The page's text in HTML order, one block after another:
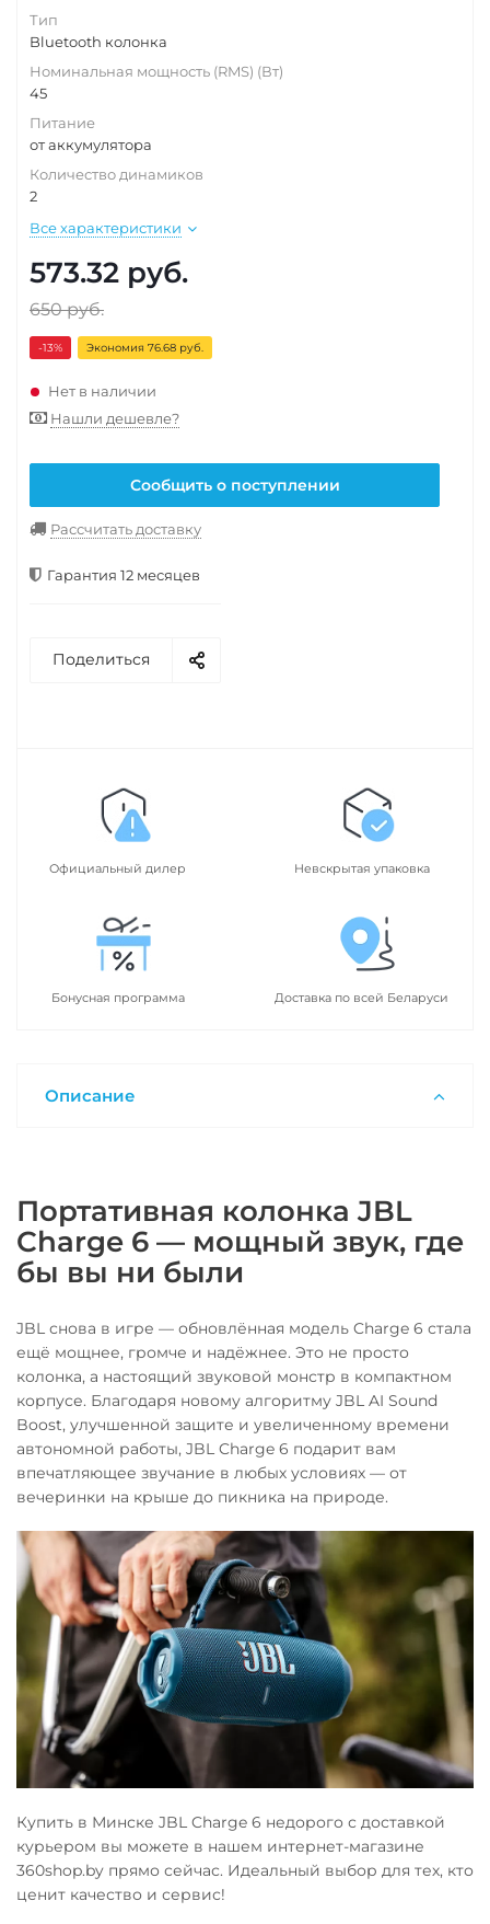
Тип
Bluetooth колонка
Номинальная мощность (RMS) (Вт)
45
Питание
от аккумулятора
Количество динамиков
2
Все характеристики
573.32 руб.
650руб.
-13% Экономия 76.68 руб.
Нет в наличии
Нашли дешевле?
Сообщить о поступлении
Рассчитать доставку
Гарантия 12 месяцев
Поделиться
Официальный дилер Невскрытая упаковка
Бонусная программа Доставка по всей Беларуси
Описание
Портативная колонка JBL
Charge 6 — мощный звук, где
бы вы ни были
JBL снова в игре — обновлённая модель Charge 6 стала
ещё мощнее, громче и надёжнее. Это не просто
колонка, а настоящий звуковой монстр в компактном
корпусе. Благодаря новому алгоритму JBL AI Sound
Boost, улучшенной защите и увеличенному времени
автономной работы, JBL Charge 6 подарит вам
впечатляющее звучание в любых условиях — от
вечеринки на крыше до пикника на природе.
Купить в Минске JBL Charge 6 недорого с доставкой
курьером вы можете в нашем интернет-магазине
360shop.by прямо сейчас. Идеальный выбор для тех, кто
ценит качество и сервис!